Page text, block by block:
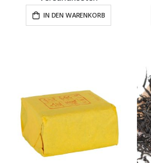
IN DEN WARENKORB